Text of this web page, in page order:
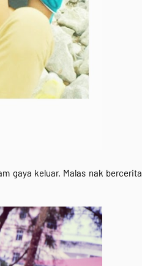
gaya keluar. Malas nak bercerita